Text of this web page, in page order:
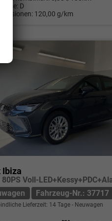
D
120,00 g/km
Ibiza
Fahrzeug-Nr.: 37717
Lieferzeit: 14 Tage Neuwagen